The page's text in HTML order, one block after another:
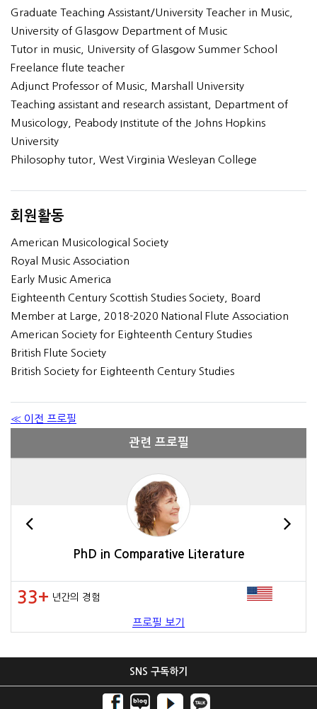
Graduate Teaching Assistant/University Teacher in Music,
University of Glasgow Department of Music
Tutor in music, University of Glasgow Summer School
Freelance flute teacher
Adjunct Professor of Music, Marshall University
Teaching assistant and research assistant, Department of
Musicology, Peabody Institute of the Johns Hopkins
University
Philosophy tutor, West Virginia Wesleyan College
회원활동
American Musicological Society
Royal Music Association
Early Music America
Eighteenth Century Scottish Studies Society, Board
Member at Large, 2018-2020 National Flute Association
American Society for Eighteenth Century Studies
British Flute Society
British Society for Eighteenth Century Studies
≪ 이전 프로필
관련 프로필
PhD in Comparative Literature
33+ 년간의 경험
프로필 보기
SNS 구독하기